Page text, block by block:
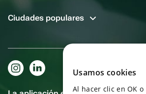
Ciudades populares
Usamos cookies
Al hacer clic en OK